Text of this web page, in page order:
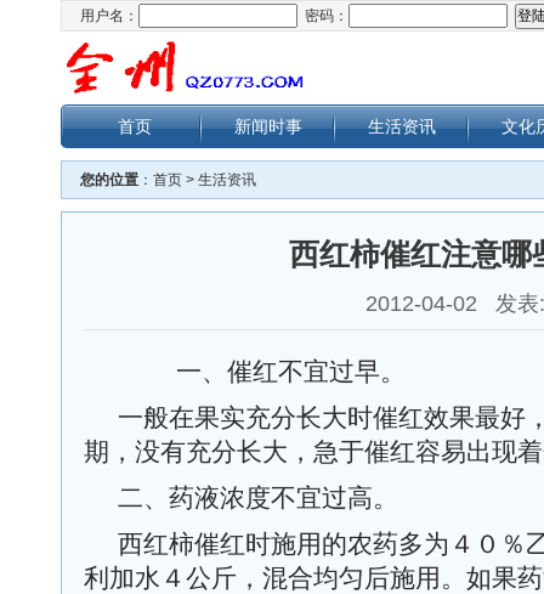
用户名： 密码：
首页 新闻时事 生活资讯 文化
您的位置 ： 首页 > 生活资讯
西红柿催红注意哪
2012-04-02 发表:
一、催红不宜过早。
一般在果实充分长大时催红效果最好
期，没有充分长大，急于催红容易出现
二、药液浓度不宜过高。
西红柿催红时施用的农药多为４０％
利加水４公斤，混合均匀后施用。如果